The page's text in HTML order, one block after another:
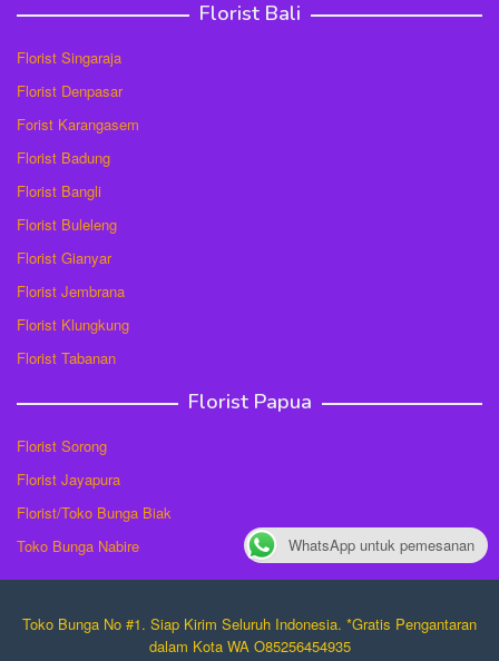
Florist Bali
Florist Singaraja
Florist Denpasar
Forist Karangasem
Florist Badung
Florist Bangli
Florist Buleleng
Florist Gianyar
Florist Jembrana
Florist Klungkung
Florist Tabanan
Florist Papua
Florist Sorong
Florist Jayapura
Florist/Toko Bunga Biak
Toko Bunga Nabire
Toko Bunga No #1. Siap Kirim Seluruh Indonesia. *Gratis Pengantaran
dalam Kota WA O85256454935
WhatsApp untuk pemesanan